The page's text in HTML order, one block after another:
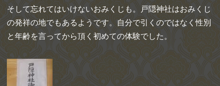
そして忘れてはいけないおみくじも。戸隠神社はおみくじ
の発祥の地でもあるようです。自分で引くのではなく性別
と年齢を言ってから頂く初めての体験でした。